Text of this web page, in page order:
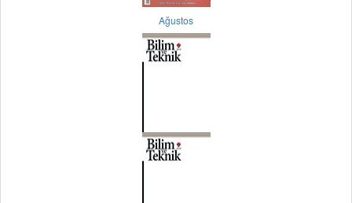
Ağustos